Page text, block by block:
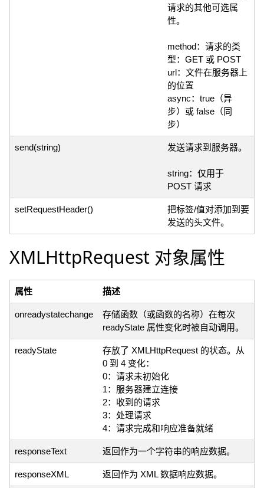
请求的其他可选属
性。
method：请求的类
型：GET 或 POST
url：文件在服务器上
的位置
async：true（异
步）或 false（同
步）
send(string) 发送请求到服务器。
string：仅用于
POST 请求
setRequestHeader()
把标签/值对添加到要
发送的头文件。
XMLHttpRequest 对象属性
属性 描述
onreadystatechange
存储函数（或函数的名称）在每次
readyState 属性变化时被自动调用。
readyState
存放了 XMLHttpRequest 的状态。从
0 到 4 变化：
0：请求未初始化
1：服务器建立连接
2：收到的请求
3：处理请求
4：请求完成和响应准备就绪
responseText 返回作为一个字符串的响应数据。
responseXML 返回作为 XML 数据响应数据。